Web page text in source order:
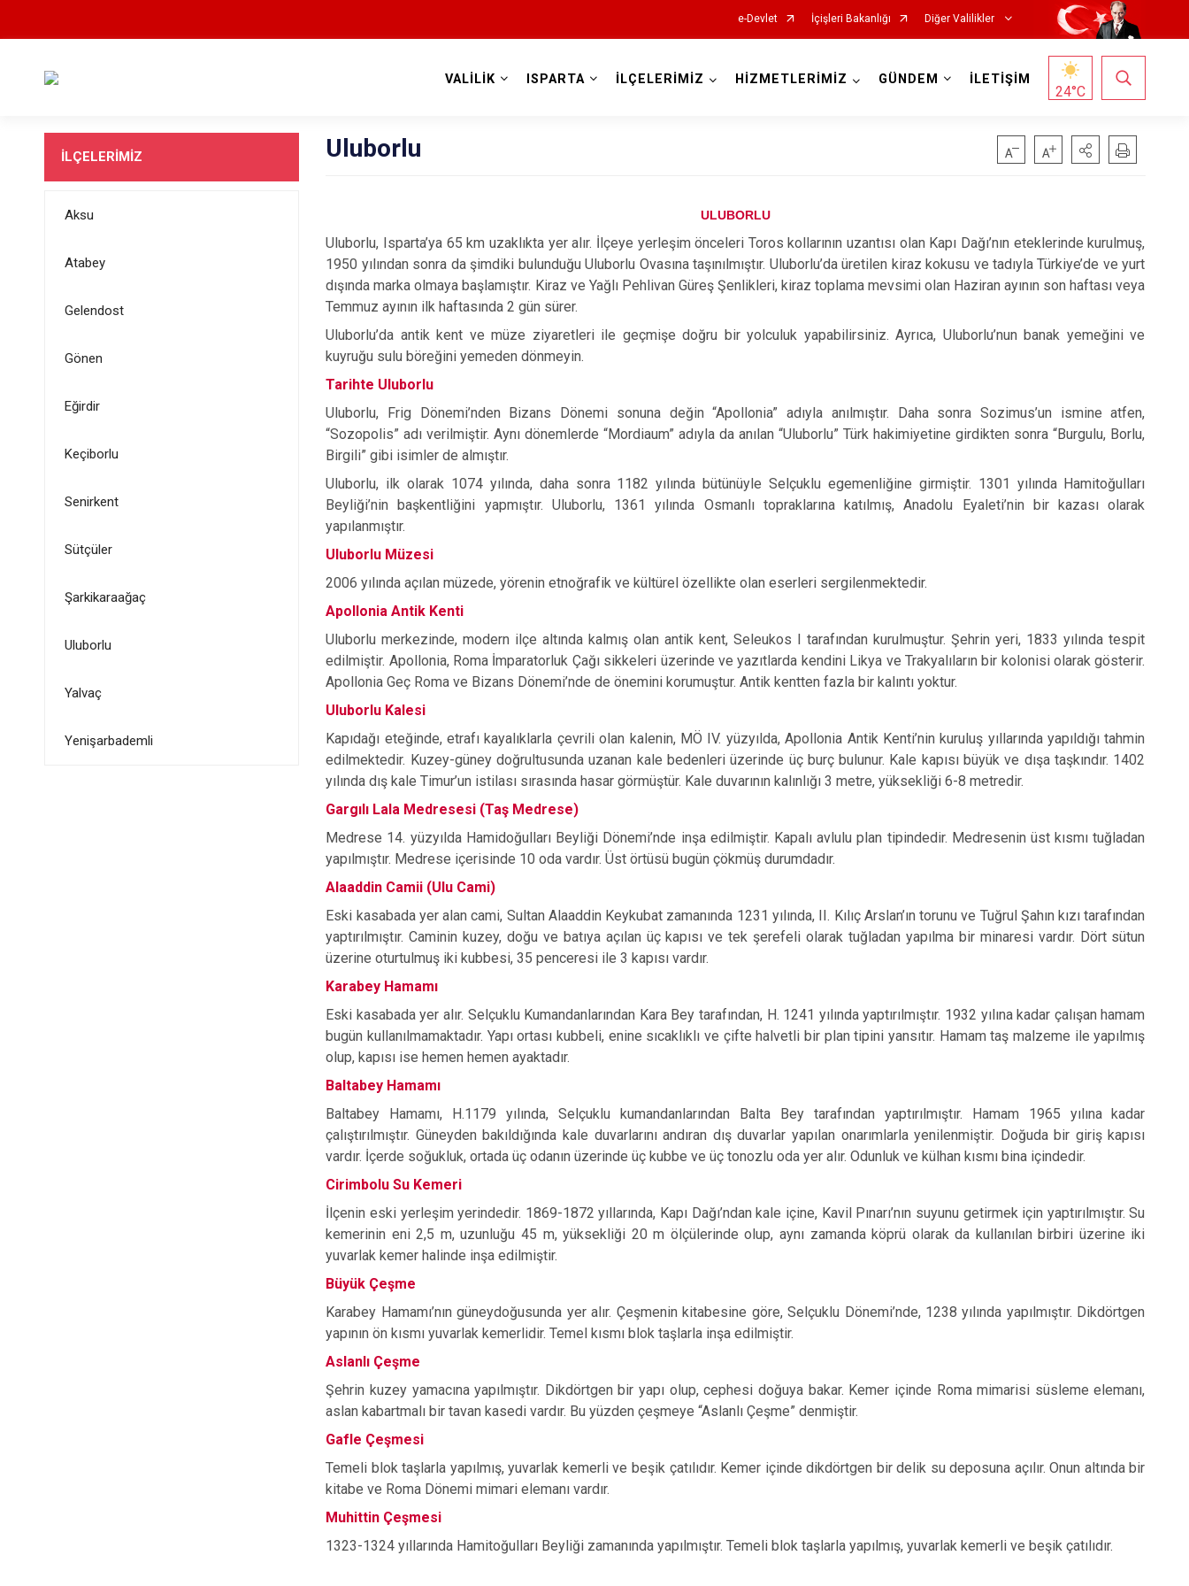
e-Devlet İçişleri Bakanlığı Diğer Valilikler
VALİLİK ISPARTA İLÇELERİMİZ HİZMETLERİMİZ GÜNDEM İLETİŞİM
24°C
İLÇELERİMİZ
Aksu
Atabey
Gelendost
Gönen
Eğirdir
Keçiborlu
Senirkent
Sütçüler
Şarkikaraağaç
Uluborlu
Yalvaç
Yenişarbademli
Uluborlu
ULUBORLU
Uluborlu, Isparta’ya 65 km uzaklıkta yer alır. İlçeye yerleşim önceleri Toros kollarının uzantısı olan Kapı Dağı’nın eteklerinde kurulmuş,
1950 yılından sonra da şimdiki bulunduğu Uluborlu Ovasına taşınılmıştır. Uluborlu’da üretilen kiraz kokusu ve tadıyla Türkiye’de ve yurt
dışında marka olmaya başlamıştır. Kiraz ve Yağlı Pehlivan Güreş Şenlikleri, kiraz toplama mevsimi olan Haziran ayının son haftası veya
Temmuz ayının ilk haftasında 2 gün sürer.
Uluborlu’da antik kent ve müze ziyaretleri ile geçmişe doğru bir yolculuk yapabilirsiniz. Ayrıca, Uluborlu’nun banak yemeğini ve
kuyruğu sulu böreğini yemeden dönmeyin.
Tarihte Uluborlu
Uluborlu, Frig Dönemi’nden Bizans Dönemi sonuna değin “Apollonia” adıyla anılmıştır. Daha sonra Sozimus’un ismine atfen,
“Sozopolis” adı verilmiştir. Aynı dönemlerde “Mordiaum” adıyla da anılan “Uluborlu” Türk hakimiyetine girdikten sonra “Burgulu, Borlu,
Birgili” gibi isimler de almıştır.
Uluborlu, ilk olarak 1074 yılında, daha sonra 1182 yılında bütünüyle Selçuklu egemenliğine girmiştir. 1301 yılında Hamitoğulları
Beyliği’nin başkentliğini yapmıştır. Uluborlu, 1361 yılında Osmanlı topraklarına katılmış, Anadolu Eyaleti’nin bir kazası olarak
yapılanmıştır.
Uluborlu Müzesi
2006 yılında açılan müzede, yörenin etnoğrafik ve kültürel özellikte olan eserleri sergilenmektedir.
Apollonia Antik Kenti
Uluborlu merkezinde, modern ilçe altında kalmış olan antik kent, Seleukos I tarafından kurulmuştur. Şehrin yeri, 1833 yılında tespit
edilmiştir. Apollonia, Roma İmparatorluk Çağı sikkeleri üzerinde ve yazıtlarda kendini Likya ve Trakyalıların bir kolonisi olarak gösterir.
Apollonia Geç Roma ve Bizans Dönemi’nde de önemini korumuştur. Antik kentten fazla bir kalıntı yoktur.
Uluborlu Kalesi
Kapıdağı eteğinde, etrafı kayalıklarla çevrili olan kalenin, MÖ IV. yüzyılda, Apollonia Antik Kenti’nin kuruluş yıllarında yapıldığı tahmin
edilmektedir. Kuzey-güney doğrultusunda uzanan kale bedenleri üzerinde üç burç bulunur. Kale kapısı büyük ve dışa taşkındır. 1402
yılında dış kale Timur’un istilası sırasında hasar görmüştür. Kale duvarının kalınlığı 3 metre, yüksekliği 6-8 metredir.
Gargılı Lala Medresesi (Taş Medrese)
Medrese 14. yüzyılda Hamidoğulları Beyliği Dönemi’nde inşa edilmiştir. Kapalı avlulu plan tipindedir. Medresenin üst kısmı tuğladan
yapılmıştır. Medrese içerisinde 10 oda vardır. Üst örtüsü bugün çökmüş durumdadır.
Alaaddin Camii (Ulu Cami)
Eski kasabada yer alan cami, Sultan Alaaddin Keykubat zamanında 1231 yılında, II. Kılıç Arslan’ın torunu ve Tuğrul Şahın kızı tarafından
yaptırılmıştır. Caminin kuzey, doğu ve batıya açılan üç kapısı ve tek şerefeli olarak tuğladan yapılma bir minaresi vardır. Dört sütun
üzerine oturtulmuş iki kubbesi, 35 penceresi ile 3 kapısı vardır.
Karabey Hamamı
Eski kasabada yer alır. Selçuklu Kumandanlarından Kara Bey tarafından, H. 1241 yılında yaptırılmıştır. 1932 yılına kadar çalışan hamam
bugün kullanılmamaktadır. Yapı ortası kubbeli, enine sıcaklıklı ve çifte halvetli bir plan tipini yansıtır. Hamam taş malzeme ile yapılmış
olup, kapısı ise hemen hemen ayaktadır.
Baltabey Hamamı
Baltabey Hamamı, H.1179 yılında, Selçuklu kumandanlarından Balta Bey tarafından yaptırılmıştır. Hamam 1965 yılına kadar
çalıştırılmıştır. Güneyden bakıldığında kale duvarlarını andıran dış duvarlar yapılan onarımlarla yenilenmiştir. Doğuda bir giriş kapısı
vardır. İçerde soğukluk, ortada üç odanın üzerinde üç kubbe ve üç tonozlu oda yer alır. Odunluk ve külhan kısmı bina içindedir.
Cirimbolu Su Kemeri
İlçenin eski yerleşim yerindedir. 1869-1872 yıllarında, Kapı Dağı’ndan kale içine, Kavil Pınarı’nın suyunu getirmek için yaptırılmıştır. Su
kemerinin eni 2,5 m, uzunluğu 45 m, yüksekliği 20 m ölçülerinde olup, aynı zamanda köprü olarak da kullanılan birbiri üzerine iki
yuvarlak kemer halinde inşa edilmiştir.
Büyük Çeşme
Karabey Hamamı’nın güneydoğusunda yer alır. Çeşmenin kitabesine göre, Selçuklu Dönemi’nde, 1238 yılında yapılmıştır. Dikdörtgen
yapının ön kısmı yuvarlak kemerlidir. Temel kısmı blok taşlarla inşa edilmiştir.
Aslanlı Çeşme
Şehrin kuzey yamacına yapılmıştır. Dikdörtgen bir yapı olup, cephesi doğuya bakar. Kemer içinde Roma mimarisi süsleme elemanı,
aslan kabartmalı bir tavan kasedi vardır. Bu yüzden çeşmeye “Aslanlı Çeşme” denmiştir.
Gafle Çeşmesi
Temeli blok taşlarla yapılmış, yuvarlak kemerli ve beşik çatılıdır. Kemer içinde dikdörtgen bir delik su deposuna açılır. Onun altında bir
kitabe ve Roma Dönemi mimari elemanı vardır.
Muhittin Çeşmesi
1323-1324 yıllarında Hamitoğulları Beyliği zamanında yapılmıştır. Temeli blok taşlarla yapılmış, yuvarlak kemerli ve beşik çatılıdır.